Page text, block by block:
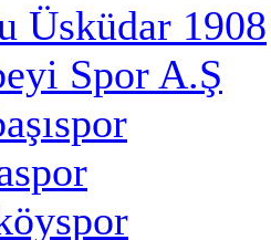
Üsküdar 1908
Spor A.Ş